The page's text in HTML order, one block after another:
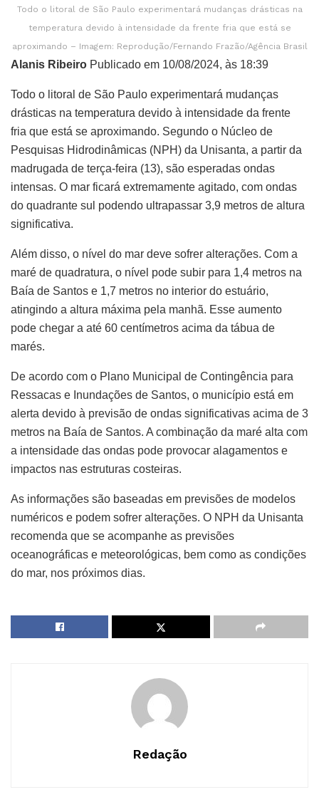
Todo o litoral de São Paulo experimentará mudanças drásticas na
temperatura devido à intensidade da frente fria que está se
aproximando – Imagem: Reprodução/Fernando Frazão/Agência Brasil
Alanis Ribeiro Publicado em 10/08/2024, às 18:39
Todo o litoral de São Paulo experimentará mudanças
drásticas na temperatura devido à intensidade da frente
fria que está se aproximando. Segundo o Núcleo de
Pesquisas Hidrodinâmicas (NPH) da Unisanta, a partir da
madrugada de terça-feira (13), são esperadas ondas
intensas. O mar ficará extremamente agitado, com ondas
do quadrante sul podendo ultrapassar 3,9 metros de altura
significativa.
Além disso, o nível do mar deve sofrer alterações. Com a
maré de quadratura, o nível pode subir para 1,4 metros na
Baía de Santos e 1,7 metros no interior do estuário,
atingindo a altura máxima pela manhã. Esse aumento
pode chegar a até 60 centímetros acima da tábua de
marés.
De acordo com o Plano Municipal de Contingência para
Ressacas e Inundações de Santos, o município está em
alerta devido à previsão de ondas significativas acima de 3
metros na Baía de Santos. A combinação da maré alta com
a intensidade das ondas pode provocar alagamentos e
impactos nas estruturas costeiras.
As informações são baseadas em previsões de modelos
numéricos e podem sofrer alterações. O NPH da Unisanta
recomenda que se acompanhe as previsões
oceanográficas e meteorológicas, bem como as condições
do mar, nos próximos dias.
Redação